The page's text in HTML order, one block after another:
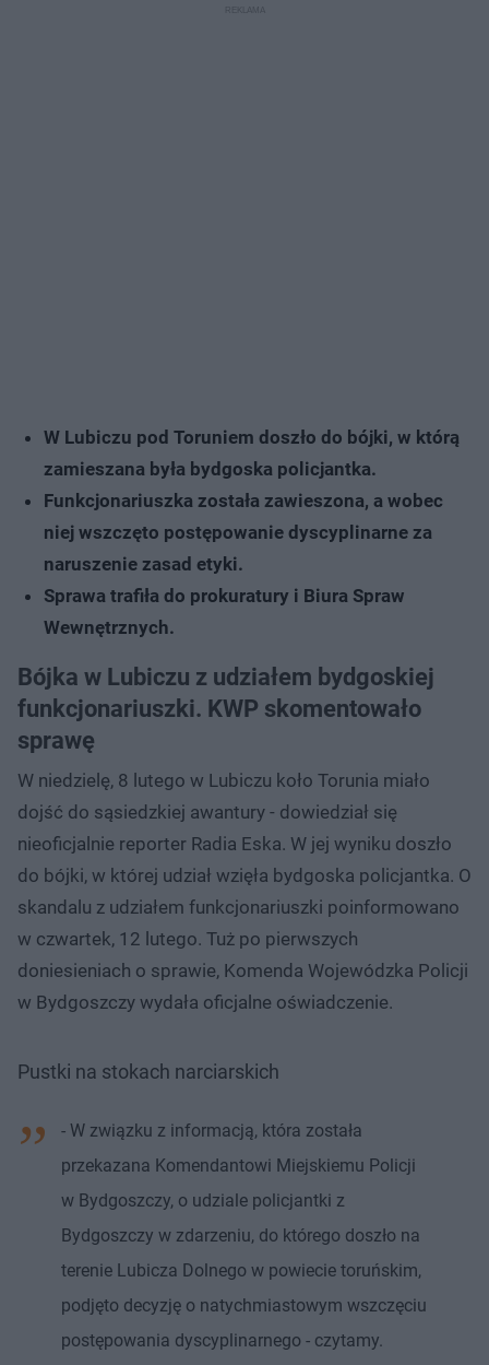
W Lubiczu pod Toruniem doszło do bójki, w którą
zamieszana była bydgoska policjantka.
Funkcjonariuszka została zawieszona, a wobec
niej wszczęto postępowanie dyscyplinarne za
naruszenie zasad etyki.
Sprawa trafiła do prokuratury i Biura Spraw
Wewnętrznych.
Bójka w Lubiczu z udziałem bydgoskiej
funkcjonariuszki. KWP skomentowało
sprawę
W niedzielę, 8 lutego w Lubiczu koło Torunia miało
dojść do sąsiedzkiej awantury - dowiedział się
nieoficjalnie reporter Radia Eska. W jej wyniku doszło
do bójki, w której udział wzięła bydgoska policjantka. O
skandalu z udziałem funkcjonariuszki poinformowano
w czwartek, 12 lutego. Tuż po pierwszych
doniesieniach o sprawie, Komenda Wojewódzka Policji
w Bydgoszczy wydała oficjalne oświadczenie.
Pustki na stokach narciarskich
- W związku z informacją, która została
przekazana Komendantowi Miejskiemu Policji
w Bydgoszczy, o udziale policjantki z
Bydgoszczy w zdarzeniu, do którego doszło na
terenie Lubicza Dolnego w powiecie toruńskim,
podjęto decyzję o natychmiastowym wszczęciu
postępowania dyscyplinarnego - czytamy.